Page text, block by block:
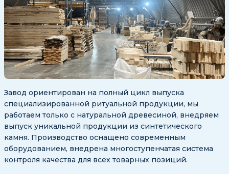
Завод ориентирован на полный цикл выпуска
специализированной ритуальной продукции, мы
работаем только с натуральной древесиной, внедряем
выпуск уникальной продукции из синтетического
камня. Производство оснащено современным
оборудованием, внедрена многоступенчатая система
контроля качества для всех товарных позиций.